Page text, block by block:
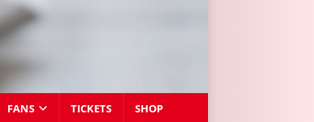
FANS TICKETS SHOP